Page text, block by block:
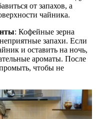
от запахов, а
чайника.
: Кофейные зерна
запахи. Если
и оставить на ночь,
ароматы. После
чтобы не